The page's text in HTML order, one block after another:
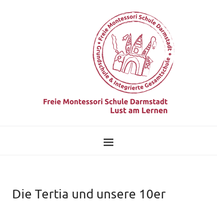
Die Tertia und unsere 10er